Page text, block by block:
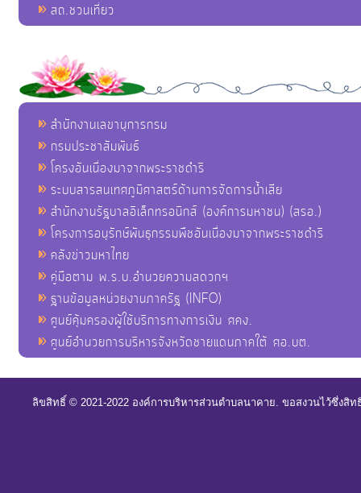
สถ.ชวนเที่ยว
สำนักงานเลขานุการกรม
กรมประชาสัมพันธ์
โครงอันเนื่องมาจากพระราชดำริ
ระบบสารสนเทศภูมิศาสตร์ด้านการจัดการน้ำเสีย
สำนักงานรัฐบาลอิเล็กทรอนิกส์ (องค์การมหาชน) (สรอ.)
โครงการอนุรักษ์พันธุกรรมพืชอันเนื่องมาจากพระราชดำริ
คลังข่าวมหาไทย
คู่มือตาม พ.ร.บ.อำนวยความสดวกฯ
ฐานข้อมูลหน่วยงานภาครัฐ (INFO)
ศูนย์คุ้มครองผู้ใช้บริการทางการเงิน ศคง.
ศูนย์อำนวยการบริหารจังหวัดชายแดนภาคใต้ ศอ.บต.
ลิขสิทธิ์ © 2021-2022 องค์การบริหารส่วนตำบลนาคาย. ขอสงวนไว้ซึ่งสิ